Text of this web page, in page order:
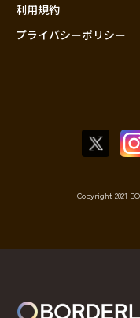
利用規約
プライバシーポリシー
Copyright 2021